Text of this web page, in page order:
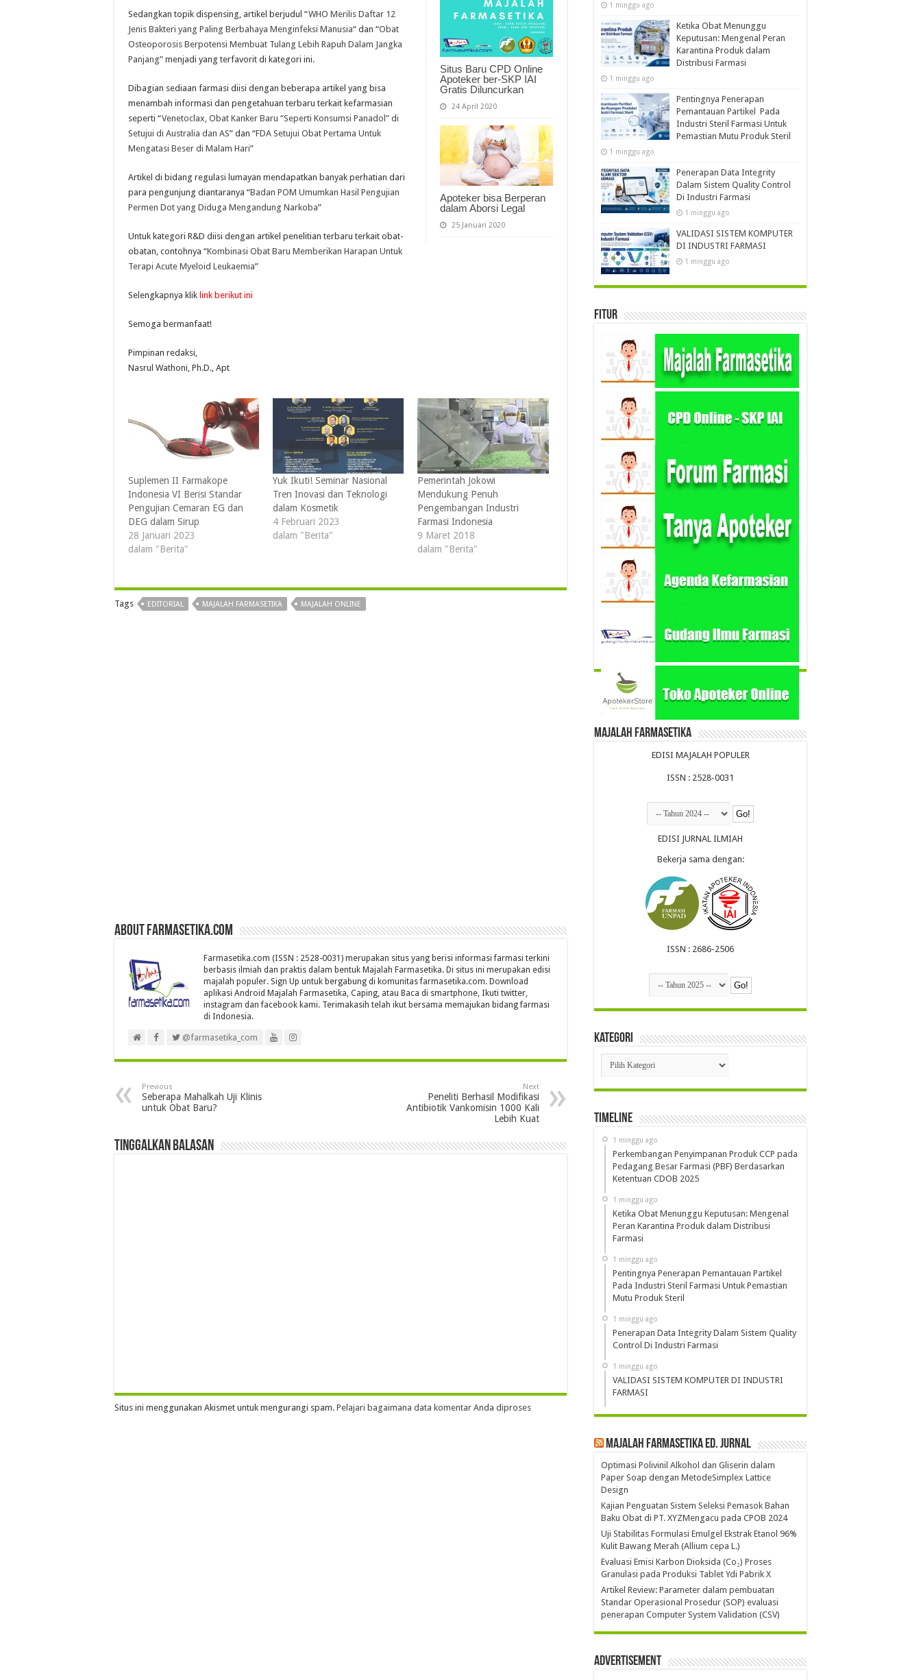
Situs Baru CPD Online
Apoteker ber-SKP IAI
Gratis Diluncurkan
24 April 2020
Apoteker bisa Berperan
dalam Aborsi Legal
25 Januari 2020
Sedangkan topik dispensing, artikel berjudul “WHO Merilis Daftar 12
Jenis Bakteri yang Paling Berbahaya Menginfeksi Manusia“ dan “Obat
Osteoporosis Berpotensi Membuat Tulang Lebih Rapuh Dalam Jangka
Panjang” menjadi yang terfavorit di kategori ini.
Dibagian sediaan farmasi diisi dengan beberapa artikel yang bisa
menambah informasi dan pengetahuan terbaru terkait kefarmasian
seperti “Venetoclax, Obat Kanker Baru “Seperti Konsumsi Panadol” di
Setujui di Australia dan AS” dan “FDA Setujui Obat Pertama Untuk
Mengatasi Beser di Malam Hari”
Artikel di bidang regulasi lumayan mendapatkan banyak perhatian dari
para pengunjung diantaranya “Badan POM Umumkan Hasil Pengujian
Permen Dot yang Diduga Mengandung Narkoba”
Untuk kategori R&D diisi dengan artikel penelitian terbaru terkait obat-
obatan, contohnya “Kombinasi Obat Baru Memberikan Harapan Untuk
Terapi Acute Myeloid Leukaemia”
Selengkapnya klik link berikut ini
Semoga bermanfaat!
Pimpinan redaksi,
Nasrul Wathoni, Ph.D., Apt
Suplemen II Farmakope
Indonesia VI Berisi Standar
Pengujian Cemaran EG dan
DEG dalam Sirup
28 Januari 2023
dalam "Berita"
Yuk Ikuti! Seminar Nasional
Tren Inovasi dan Teknologi
dalam Kosmetik
4 Februari 2023
dalam "Berita"
Pemerintah Jokowi
Mendukung Penuh
Pengembangan Industri
Farmasi Indonesia
9 Maret 2018
dalam "Berita"
Tags EDITORIAL MAJALAH FARMASETIKA MAJALAH ONLINE
About farmasetika.com
Farmasetika.com (ISSN : 2528-0031) merupakan situs yang berisi informasi farmasi terkini
berbasis ilmiah dan praktis dalam bentuk Majalah Farmasetika. Di situs ini merupakan edisi
majalah populer. Sign Up untuk bergabung di komunitas farmasetika.com. Download
aplikasi Android Majalah Farmasetika, Caping, atau Baca di smartphone, Ikuti twitter,
instagram dan facebook kami. Terimakasih telah ikut bersama memajukan bidang farmasi
di Indonesia.
@farmasetika_com
Previous
Seberapa Mahalkah Uji Klinis
untuk Obat Baru?
Next
Peneliti Berhasil Modifikasi
Antibiotik Vankomisin 1000 Kali
Lebih Kuat
Tinggalkan Balasan
Situs ini menggunakan Akismet untuk mengurangi spam. Pelajari bagaimana data komentar Anda diproses
1 minggu ago
Ketika Obat Menunggu
Keputusan: Mengenal Peran
Karantina Produk dalam
Distribusi Farmasi
1 minggu ago
Pentingnya Penerapan
Pemantauan Partikel Pada
Industri Steril Farmasi Untuk
Pemastian Mutu Produk Steril
1 minggu ago
Penerapan Data Integrity
Dalam Sistem Quality Control
Di Industri Farmasi
1 minggu ago
VALIDASI SISTEM KOMPUTER
DI INDUSTRI FARMASI
1 minggu ago
Fitur
Majalah Farmasetika
EDISI MAJALAH POPULER
ISSN : 2528-0031
EDISI JURNAL ILMIAH
Bekerja sama dengan:
ISSN : 2686-2506
Kategori
Kategori
Timeline
1 minggu ago
Perkembangan Penyimpanan Produk CCP pada
Pedagang Besar Farmasi (PBF) Berdasarkan
Ketentuan CDOB 2025
1 minggu ago
Ketika Obat Menunggu Keputusan: Mengenal
Peran Karantina Produk dalam Distribusi
Farmasi
1 minggu ago
Pentingnya Penerapan Pemantauan Partikel
Pada Industri Steril Farmasi Untuk Pemastian
Mutu Produk Steril
1 minggu ago
Penerapan Data Integrity Dalam Sistem Quality
Control Di Industri Farmasi
1 minggu ago
VALIDASI SISTEM KOMPUTER DI INDUSTRI
FARMASI
Majalah Farmasetika Ed. Jurnal
Optimasi Polivinil Alkohol dan Gliserin dalam
Paper Soap dengan MetodeSimplex Lattice
Design
Kajian Penguatan Sistem Seleksi Pemasok Bahan
Baku Obat di PT. XYZMengacu pada CPOB 2024
Uji Stabilitas Formulasi Emulgel Ekstrak Etanol 96%
Kulit Bawang Merah (Allium cepa L.)
Evaluasi Emisi Karbon Dioksida (Co₂) Proses
Granulasi pada Produksi Tablet Ydi Pabrik X
Artikel Review: Parameter dalam pembuatan
Standar Operasional Prosedur (SOP) evaluasi
penerapan Computer System Validation (CSV)
Advertisement